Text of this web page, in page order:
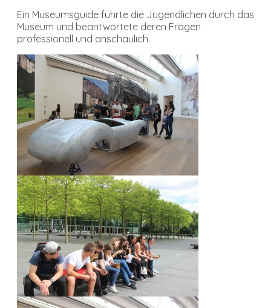
Ein Museumsguide führte die Jugendlichen durch das
Museum und beantwortete deren Fragen
professionell und anschaulich.